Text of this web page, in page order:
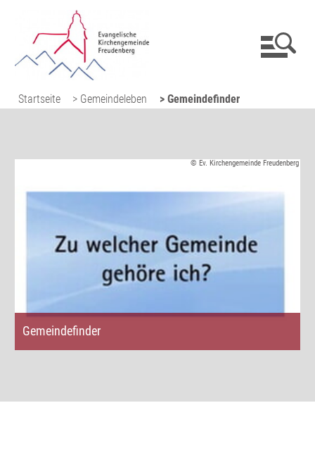
Startseite > Gemeindeleben > Gemeindefinder
Gemeindefinder
© Ev. Kirchengemeinde Freudenberg